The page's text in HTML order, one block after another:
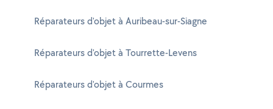
Réparateurs d'objet à Auribeau-sur-Siagne
Réparateurs d'objet à Tourrette-Levens
Réparateurs d'objet à Courmes